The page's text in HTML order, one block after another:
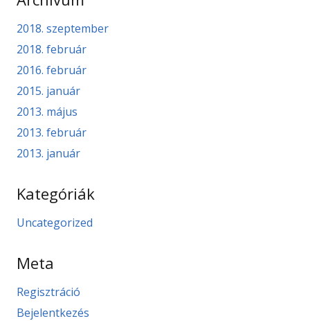
2018. szeptember
2018. február
2016. február
2015. január
2013. május
2013. február
2013. január
Kategóriák
Uncategorized
Meta
Regisztráció
Bejelentkezés